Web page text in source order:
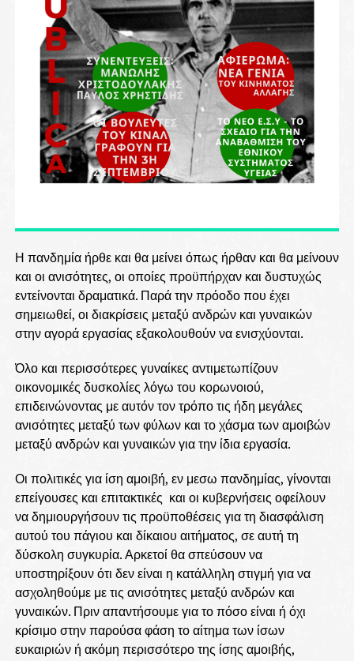
Η πανδημία ήρθε και θα μείνει όπως ήρθαν και θα μείνουν
και οι ανισότητες, οι οποίες προϋπήρχαν και δυστυχώς
εντείνονται δραματικά. Παρά την πρόοδο που έχει
σημειωθεί, οι διακρίσεις μεταξύ ανδρών και γυναικών
στην αγορά εργασίας εξακολουθούν να ενισχύονται.
Όλο και περισσότερες γυναίκες αντιμετωπίζουν
οικονομικές δυσκολίες λόγω του κορωνοιού,
επιδεινώνοντας με αυτόν τον τρόπο τις ήδη μεγάλες
ανισότητες μεταξύ των φύλων και το χάσμα των αμοιβών
μεταξύ ανδρών και γυναικών για την ίδια εργασία.
Οι πολιτικές για ίση αμοιβή, εν μεσω πανδημίας, γίνονται
επείγουσες και επιτακτικές και οι κυβερνήσεις οφείλουν
να δημιουργήσουν τις προϋποθέσεις για τη διασφάλιση
αυτού του πάγιου και δίκαιου αιτήματος, σε αυτή τη
δύσκολη συγκυρία. Αρκετοί θα σπεύσουν να
υποστηρίξουν ότι δεν είναι η κατάλληλη στιγμή για να
ασχοληθούμε με τις ανισότητες μεταξύ ανδρών και
γυναικών. Πριν απαντήσουμε για το πόσο είναι ή όχι
κρίσιμο στην παρούσα φάση το αίτημα των ίσων
ευκαιριών ή ακόμη περισσότερο της ίσης αμοιβής,